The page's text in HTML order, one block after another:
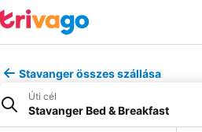
Stavanger összes szállása
Úti cél
Stavanger Bed & Breakfast